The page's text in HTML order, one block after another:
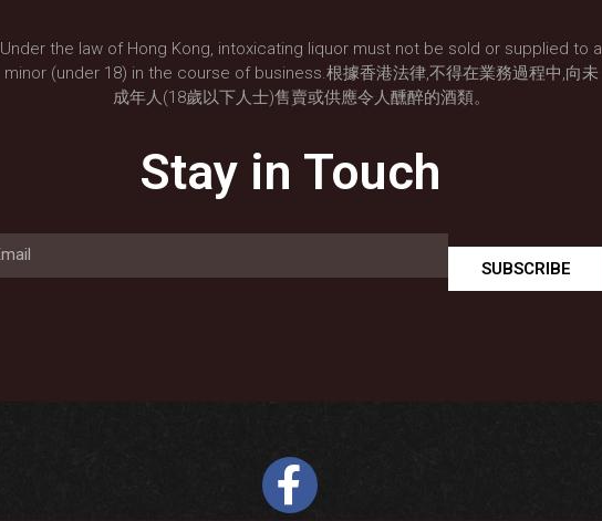
Under the law of Hong Kong, intoxicating liquor must not be sold or supplied to a
minor (under 18) in the course of business.根據香港法律,不得在業務過程中,向未
成年人(18歲以下人士)售賣或供應令人醺醉的酒類。
Stay in Touch
SUBSCRIBE